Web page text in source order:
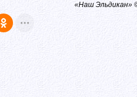
«Наш Эльдикан»